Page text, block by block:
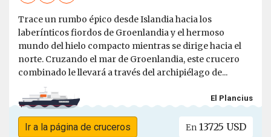
Trace un rumbo épico desde Islandia hacia los
laberínticos fiordos de Groenlandia y el hermoso
mundo del hielo compacto mientras se dirige hacia el
norte. Cruzando el mar de Groenlandia, este crucero
combinado le llevará a través del archipiélago de...
El Plancius
Ir a la página de cruceros En 13725 USD